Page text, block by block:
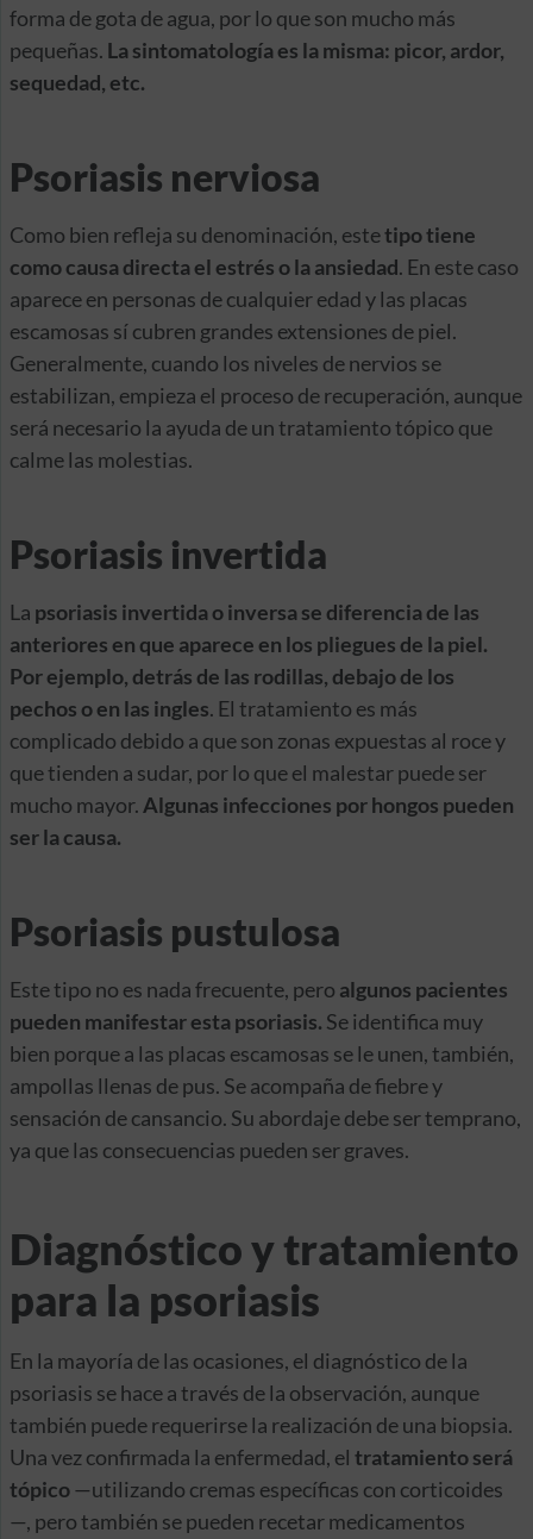
forma de gota de agua, por lo que son mucho más
pequeñas. La sintomatología es la misma: picor, ardor,
sequedad, etc.
Psoriasis nerviosa
Como bien refleja su denominación, estetipo tiene
como causa directa el estrés o la ansiedad. En este caso
aparece en personas de cualquier edad y las placas
escamosas sí cubren grandes extensiones de piel.
Generalmente, cuando los niveles de nervios se
estabilizan, empieza el proceso de recuperación, aunque
será necesario la ayuda de un tratamiento tópico que
calme las molestias.
Psoriasis invertida
La psoriasis invertida o inversa se diferencia de las
anteriores en que aparece en los pliegues de la piel.
Por ejemplo, detrás de las rodillas, debajo de los
pechos o en las ingles. El tratamiento es más
complicado debido a que son zonas expuestas al roce y
que tienden a sudar, por lo que el malestar puede ser
mucho mayor. Algunas infecciones por hongos pueden
ser la causa.
Psoriasis pustulosa
Este tipo no es nada frecuente, pero algunos pacientes
pueden manifestar esta psoriasis. Se identifica muy
bien porque a las placas escamosas se le unen, también,
ampollas llenas de pus. Se acompaña de fiebre y
sensación de cansancio. Su abordaje debe ser temprano,
ya que las consecuencias pueden ser graves.
Diagnóstico y tratamiento
para la psoriasis
En la mayoría de las ocasiones, el diagnóstico de la
psoriasis se hace a través de la observación, aunque
también puede requerirse la realización de una biopsia.
Una vez confirmada la enfermedad, el tratamiento será
tópico—utilizando cremas específicas con corticoides
—, pero también se pueden recetar medicamentos